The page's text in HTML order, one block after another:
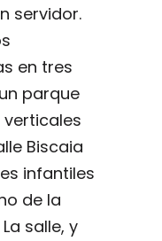
servidor.
en tres
parque
Biscaia
infantiles
de la
salle, y